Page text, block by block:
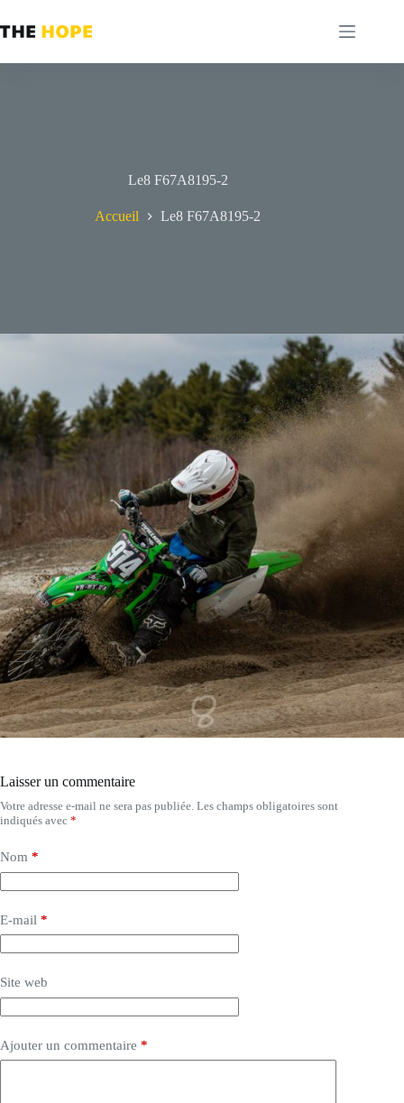
au
contenu
Le8 F67A8195-2
Accueil Le8 F67A8195-2
Laisser un commentaire
Votre adresse e-mail ne sera pas publiée. Les champs obligatoires sont
indiqués avec *
Nom *
E-mail *
Site web
Ajouter un commentaire *